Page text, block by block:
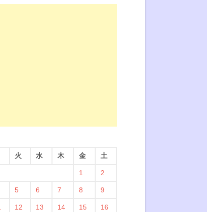
火 水 木 金 土
1 2
5 6 7 8 9
12 13 14 15 16